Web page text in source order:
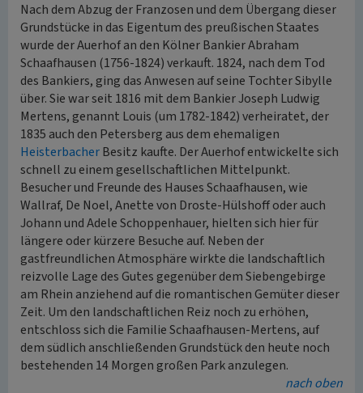
Nach dem Abzug der Franzosen und dem Übergang dieser
Grundstücke in das Eigentum des preußischen Staates
wurde der Auerhof an den Kölner Bankier Abraham
Schaafhausen (1756-1824) verkauft. 1824, nach dem Tod
des Bankiers, ging das Anwesen auf seine Tochter Sibylle
über. Sie war seit 1816 mit dem Bankier Joseph Ludwig
Mertens, genannt Louis (um 1782-1842) verheiratet, der
1835 auch den Petersberg aus dem ehemaligen
HeisterbacherBesitz kaufte. Der Auerhof entwickelte sich
schnell zu einem gesellschaftlichen Mittelpunkt.
Besucher und Freunde des Hauses Schaafhausen, wie
Wallraf, De Noel, Anette von Droste-Hülshoff oder auch
Johann und Adele Schoppenhauer, hielten sich hier für
längere oder kürzere Besuche auf. Neben der
gastfreundlichen Atmosphäre wirkte die landschaftlich
reizvolle Lage des Gutes gegenüber dem Siebengebirge
am Rhein anziehend auf die romantischen Gemüter dieser
Zeit. Um den landschaftlichen Reiz noch zu erhöhen,
entschloss sich die Familie Schaafhausen-Mertens, auf
dem südlich anschließenden Grundstück den heute noch
bestehenden 14 Morgen großen Park anzulegen.
nach oben